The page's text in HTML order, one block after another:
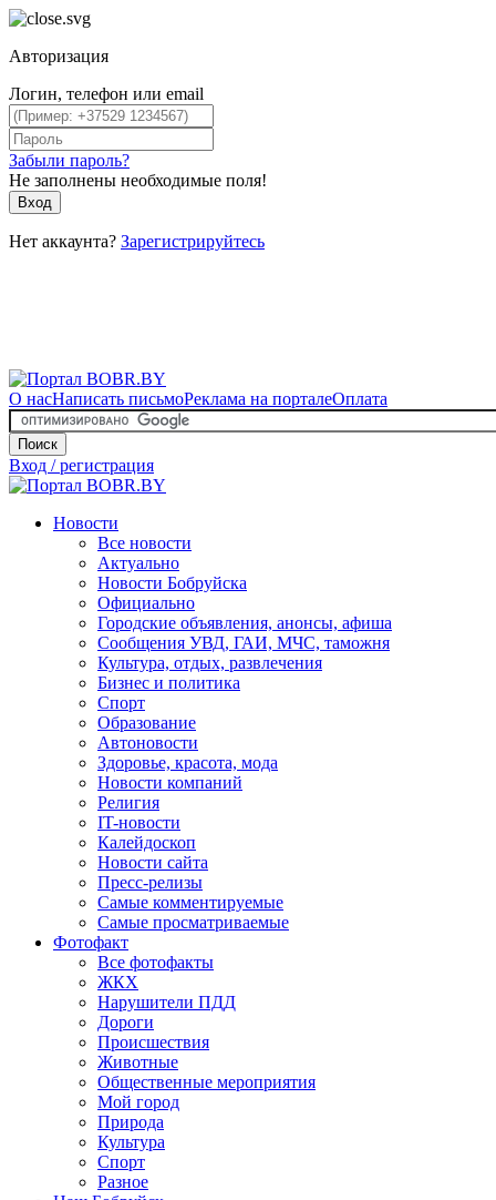
Авторизация
Логин, телефон или email
Забыли пароль?
Не заполнены необходимые поля!
Вход
Нет аккаунта? Зарегистрируйтесь
О насНаписать письмоРеклама на порталеОплата
Поиск
Вход / регистрация
Новости
Все новости
Актуально
Новости Бобруйска
Официально
Городские объявления, анонсы, афиша
Сообщения УВД, ГАИ, МЧС, таможня
Культура, отдых, развлечения
Бизнес и политика
Спорт
Образование
Автоновости
Здоровье, красота, мода
Новости компаний
Религия
IT-новости
Калейдоскоп
Новости сайта
Пресс-релизы
Самые комментируемые
Самые просматриваемые
Фотофакт
Все фотофакты
ЖКХ
Нарушители ПДД
Дороги
Происшествия
Животные
Общественные мероприятия
Мой город
Природа
Культура
Спорт
Разное